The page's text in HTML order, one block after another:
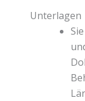
Unterlagen